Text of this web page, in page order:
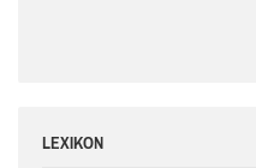
LEXIKON